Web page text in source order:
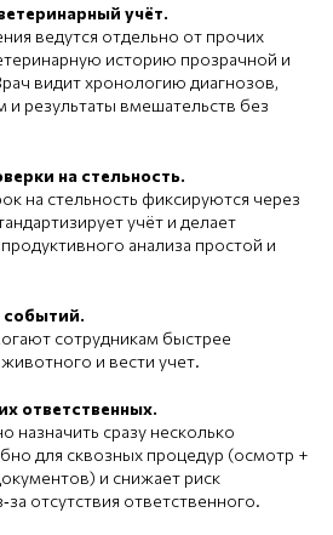
учёт.
ведутся отдельно от прочих
историю прозрачной и
видит хронологию диагнозов,
и результаты вмешательств без
на стельность.
на стельность фиксируются через
учёт и делает
анализа простой и
сотрудникам быстрее
и вести учет.
ответственных.
сразу несколько
для сквозных процедур (осмотр +
и снижает риск
отсутствия ответственного.